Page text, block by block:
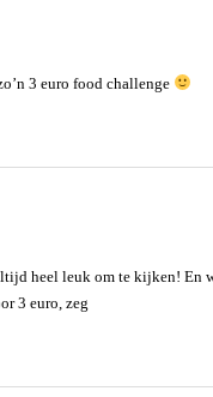
3 euro food challenge
heel leuk om te kijken! En
3 euro, zeg